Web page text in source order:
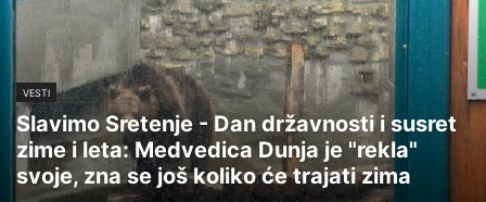
VESTI
Slavimo Sretenje - Dan državnosti i susret
zime i leta: Medvedica Dunja je "rekla"
svoje, zna se još koliko će trajati zima